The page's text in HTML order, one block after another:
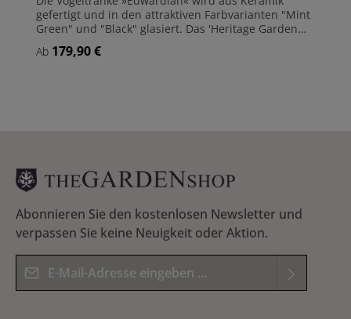
gefertigt und in den attraktiven Farbvarianten "Mint
Green" und "Black" glasiert. Das 'Heritage Garden
Pottery' Emblem ziert den Sockel.Die glasierte
Keramik ist bis -5 Grad frostsicher, allerdings kann
Grad Maße: Höhe 61 cm - Durchmesser (Schale) 44
cm Gewicht: Gesamt 10,0 kg
Regulärer Preis:
Ab 179,90 €
Abonnieren Sie den kostenlosen Newsletter und
verpassen Sie keine Neuigkeit oder Aktion.
E-Mail-Adresse*